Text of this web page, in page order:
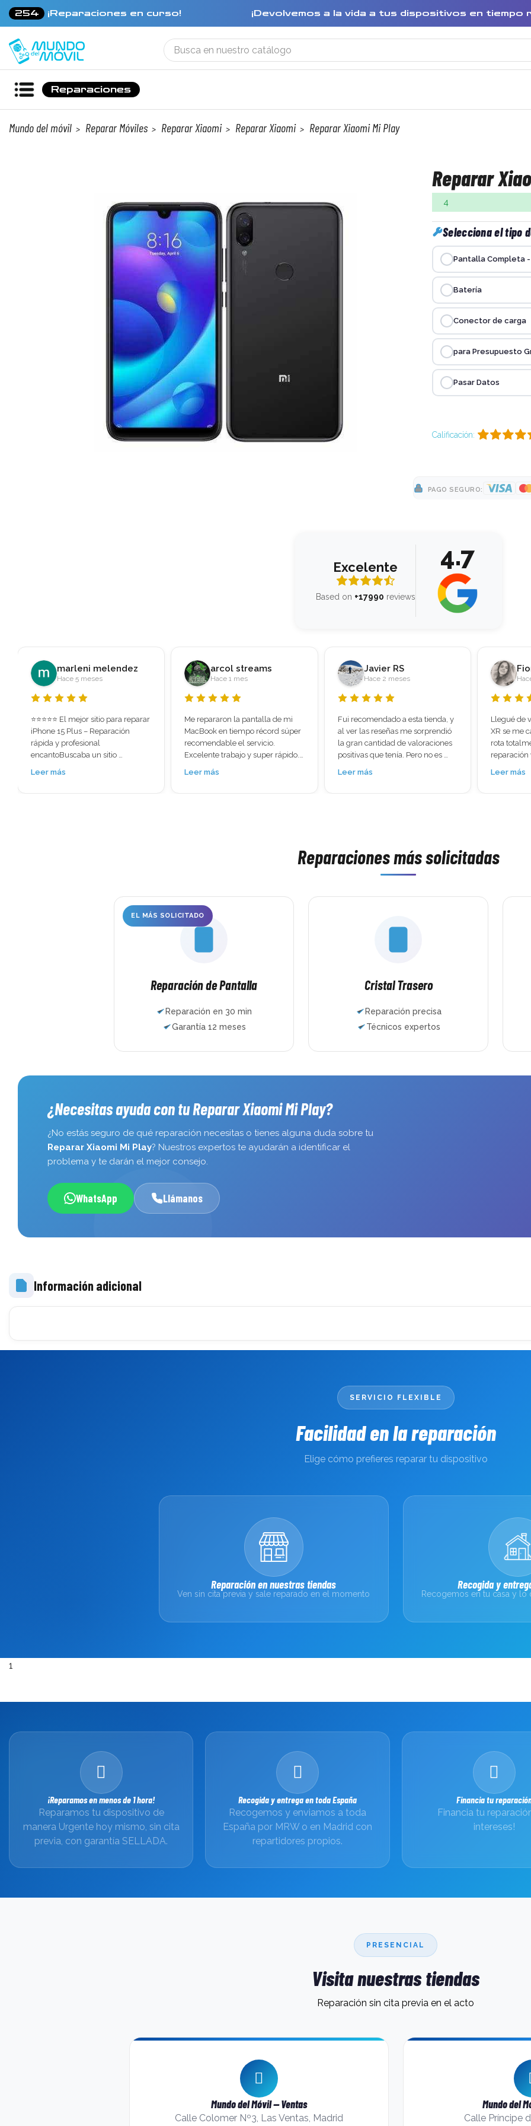
254 ¡Reparaciones en curso! ¡Devolvemos a la vida a tus dispositivos en
Reparaciones
Mundo del móvil Reparar Móviles Reparar Xiaomi Reparar Xiaomi Reparar Xiaomi Mi Play
Reparar
4
Selecciona el tipo
Pantalla Completa -
Batería
Conector de carga
para Presupuesto
Pasar Datos
Calificación:
PAGO SEGURO:
Excelente
Based on +17990 reviews
4.7
arcol streams
Hace 1 mes
Me repararon la pantalla de mi
MacBook en tiempo récord súper
recomendable el servicio.
Excelente trabajo y super rápido.
No perdí ningún tipo de
Leer más
Javier RS
Hace 2 meses
Fui recomendado a esta tienda, y
al ver las reseñas me sorprendió
la gran cantidad de valoraciones
positivas que tenía. Pero no es
para menos, hoy llevé el móvil
Leer más
Fiorella Vasquez Ventura
Hace 2 meses
Llegué de viaje a Madrid y mi iPhone
XR se me cayó y quedé con la pantalla
rota totalmente , busqué una tienda de
reparación ya que estaba preocupada
porque tenía muchas cosas
Leer más
Os cuento
sirve a
con
la pantalla
cogía
muchas
honestos,
pusieron
dos
años
la
confianza
para
Me han
Leer más
Reparaciones más solicitadas
EL MÁS SOLICITADO
Reparación de Pantalla
Reparación en 30 min
Garantía 12 meses
Cristal Trasero
Reparación precisa
Técnicos expertos
¿Necesitas ayuda con tu Reparar Xiaomi Mi Play?
¿No estás seguro de qué reparación necesitas o tienes alguna duda sobre tu
Reparar Xiaomi Mi Play? Nuestros expertos te ayudarán a identificar el
problema y te darán el mejor consejo.
WhatsApp Llámanos
Información adicional
SERVICIO FLEXIBLE
Facilidad en la reparación
Elige cómo prefieres reparar tu dispositivo
Reparación en nuestras tiendas
Ven sin cita previa y sale reparado en el momento
Recogida y
Recogemos en tu casa y
1
¡Reparamos en menos de 1 hora!
Reparamos tu dispositivo de
manera Urgente hoy mismo, sin cita
previa, con garantía SELLADA.
Recogida y entrega en toda España
Recogemos y enviamos a toda
España por MRW o en Madrid con
repartidores propios.
Financia tu
Financia tu
intereses!
PRESENCIAL
Visita nuestras tiendas
Reparación sin cita previa en el acto
Mundo del Móvil — Ventas
Calle Colomer Nº3, Las Ventas, Madrid
Mundo del
Calle Príncipe